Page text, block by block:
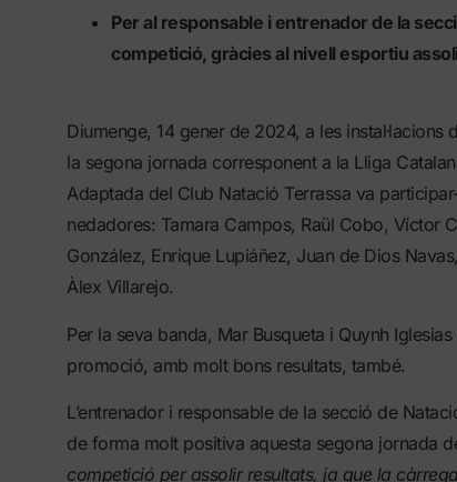
Per al responsable i entrenador de la
competició, gràcies al nivell esportiu
Diumenge, 14 gener de 2024, a les
la segona jornada corresponent a la Lliga
Adaptada del Club Natació Terrassa va
nedadores: Tamara Campos, Raül Cobo, Víctor
González, Enrique Lupiáñez, Juan de Dios
Àlex Villarejo.
Per la seva banda, Mar Busqueta i Quynh
promoció, amb molt bons resultats, també.
L’entrenador i responsable de la secció de
de forma molt positiva aquesta segona jornada
competició per assolir resultats, ja que la